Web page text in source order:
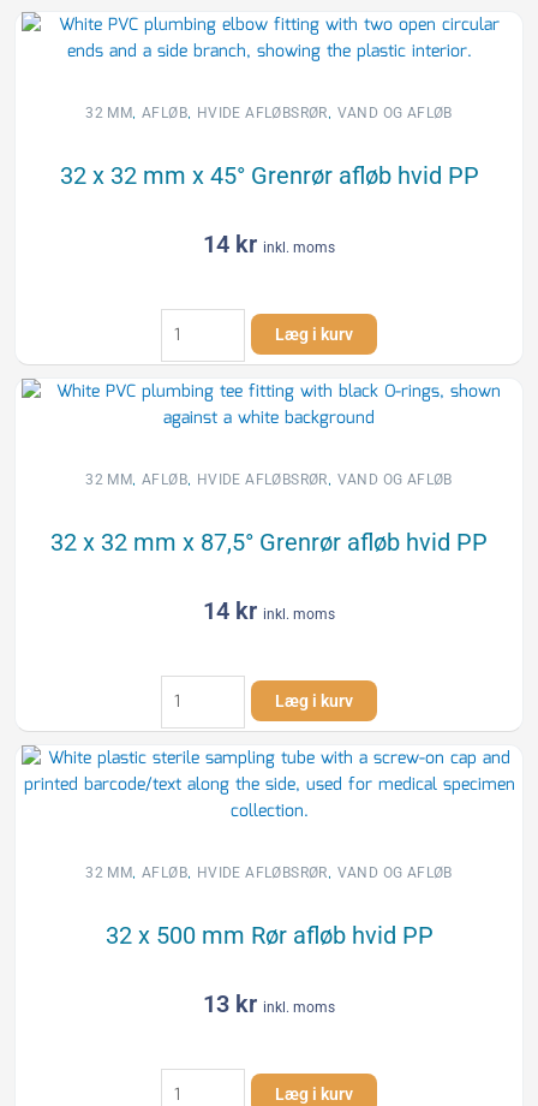
mm
Rør
hvid
32 MM, AFLØB, HVIDE AFLØBSRØR, VAND OG AFLØB
32 x 32 mm x 45° Grenrør afløb hvid PP
14 kr inkl. moms
32
32
mm
x
Grenrør
PP
Læg i kurv
32 MM, AFLØB, HVIDE AFLØBSRØR, VAND OG AFLØB
32 x 32 mm x 87,5° Grenrør afløb hvid PP
14 kr inkl. moms
32
32
mm
x
afløb
PP
antal
Læg i kurv
32 MM, AFLØB, HVIDE AFLØBSRØR, VAND OG AFLØB
32 x 500 mm Rør afløb hvid PP
13 kr inkl. moms
32
Læg i kurv